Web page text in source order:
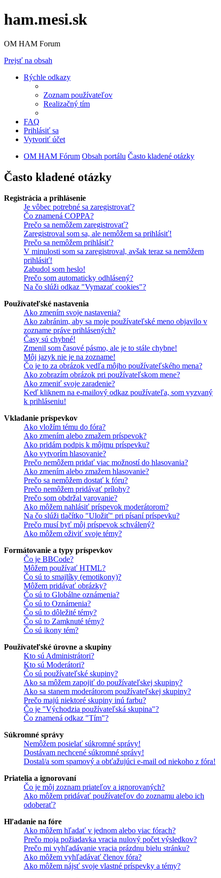
ham.mesi.sk
OM HAM Forum
Prejsť na obsah
Rýchle odkazy
Zoznam používateľov
Realizačný tím
FAQ
Prihlásiť sa
Vytvoriť účet
OM HAM Fórum Obsah portálu Často kladené otázky
Často kladené otázky
Registrácia a prihlásenie
Je vôbec potrebné sa zaregistrovať?
Čo znamená COPPA?
Prečo sa nemôžem zaregistrovať?
Zaregistroval som sa, ale nemôžem sa prihlásiť!
Prečo sa nemôžem prihlásiť?
V minulosti som sa zaregistroval, avšak teraz sa nemôžem
prihlásiť!
Zabudol som heslo!
Prečo som automaticky odhlásený?
Na čo slúži odkaz "Vymazať cookies"?
Používateľské nastavenia
Ako zmením svoje nastavenia?
Ako zabránim, aby sa moje používateľské meno objavilo v
zozname práve prihlásených?
Časy sú chybné!
Zmenil som časové pásmo, ale je to stále chybne!
Môj jazyk nie je na zozname!
Čo je to za obrázok vedľa môjho používateľského mena?
Ako zobrazím obrázok pri používateľskom mene?
Ako zmeniť svoje zaradenie?
Keď kliknem na e-mailový odkaz používateľa, som vyzvaný
k prihláseniu!
Vkladanie príspevkov
Ako vložím tému do fóra?
Ako zmením alebo zmažem príspevok?
Ako pridám podpis k môjmu príspevku?
Ako vytvorím hlasovanie?
Prečo nemôžem pridať viac možností do hlasovania?
Ako zmením alebo zmažem hlasovanie?
Prečo sa nemôžem dostať k fóru?
Prečo nemôžem pridávať prílohy?
Prečo som obdržal varovanie?
Ako môžem nahlásiť príspevok moderátorom?
Na čo slúži tlačítko "Uložiť" pri písaní príspevku?
Prečo musí byť môj príspevok schválený?
Ako môžem oživiť svoje témy?
Formátovanie a typy príspevkov
Čo je BBCode?
Môžem používať HTML?
Čo sú to smajlíky (emotikony)?
Môžem pridávať obrázky?
Čo sú to Globálne oznámenia?
Čo sú to Oznámenia?
Čo sú to dôležité témy?
Čo sú to Zamknuté témy?
Čo sú ikony tém?
Používateľské úrovne a skupiny
Kto sú Administrátori?
Kto sú Moderátori?
Čo sú používateľské skupiny?
Ako sa môžem zapojiť do používateľskej skupiny?
Ako sa stanem moderátorom používateľskej skupiny?
Prečo majú niektoré skupiny inú farbu?
Čo je "Východzia používateľská skupina"?
Čo znamená odkaz "Tím"?
Súkromné správy
Nemôžem posielať súkromné správy!
Dostávam nechcené súkromné správy!
Dostal/a som spamový a obťažujúci e-mail od niekoho z fóra!
Priatelia a ignorovaní
Čo je môj zoznam priateľov a ignorovaných?
Ako môžem pridávať používateľov do zoznamu alebo ich
odoberať?
Hľadanie na fóre
Ako môžem hľadať v jednom alebo viac fórach?
Prečo moja požiadavka vracia nulový počet výsledkov?
Prečo mi vyhľadávanie vracia prázdnu bielu stránku?
Ako môžem vyhľadávať členov fóra?
Ako môžem nájsť svoje vlastné príspevky a témy?